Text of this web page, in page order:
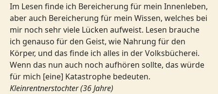
Im Lesen finde ich Bereicherung für mein Innenleben,
aber auch Bereicherung für mein Wissen, welches bei
mir noch sehr viele Lücken aufweist. Lesen brauche
ich genauso für den Geist, wie Nahrung für den
Körper, und das finde ich alles in der Volksbücherei.
Wenn das nun auch noch aufhören sollte, das würde
für mich [eine] Katastrophe bedeuten.
Kleinrentnerstochter (36 Jahre)